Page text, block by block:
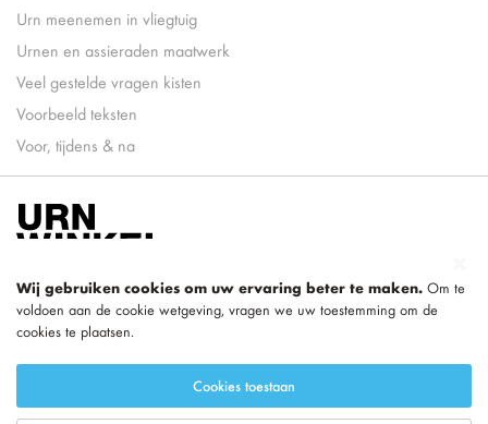
Urn meenemen in vliegtuig
Urnen en assieraden maatwerk
Veel gestelde vragen kisten
Voorbeeld teksten
Voor, tijdens & na
Wij gebruiken cookies om uw ervaring beter te maken. Om te
voldoen aan de cookie wetgeving, vragen we uw toestemming om de
cookies te plaatsen.
Cookies toestaan